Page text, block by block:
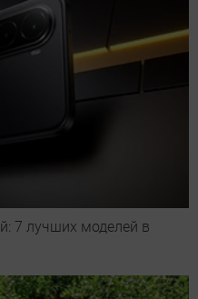
7 лучших моделей в